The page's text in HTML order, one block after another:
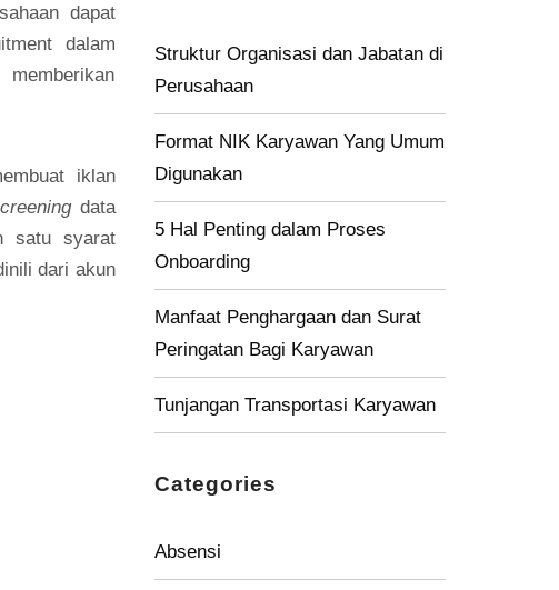
dapat
dalam
iklan
data
satu syarat
dari akun
Struktur Organisasi dan Jabatan di
Perusahaan
Format NIK Karyawan Yang Umum
Digunakan
5 Hal Penting dalam Proses
Onboarding
Manfaat Penghargaan dan Surat
Peringatan Bagi Karyawan
Tunjangan Transportasi Karyawan
Categories
Absensi